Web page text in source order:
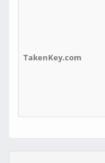
TakenKey.com